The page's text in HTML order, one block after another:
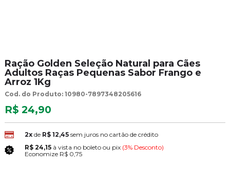
Ração Golden Seleção Natural para Cães
Adultos Raças Pequenas Sabor Frango e
Arroz 1Kg
Cod. do Produto: 10980-7897348205616
R$ 24,90
2xde R$ 12,45 sem juros no cartão de crédito
R$ 24,15 à vista no boleto ou pix (3% Desconto)
Economize R$ 0,75